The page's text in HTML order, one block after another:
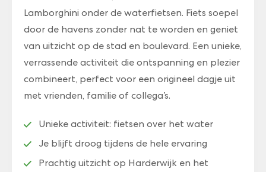
Lamborghini onder de waterfietsen. Fiets soepel
door de havens zonder nat te worden en geniet
van uitzicht op de stad en boulevard. Een unieke,
verrassende activiteit die ontspanning en plezier
combineert, perfect voor een origineel dagje uit
met vrienden, familie of collega’s.
Unieke activiteit: fietsen over het water
Je blijft droog tijdens de hele ervaring
Prachtig uitzicht op Harderwijk en het